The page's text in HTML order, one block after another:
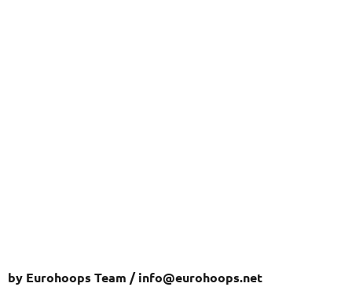
by Eurohoops Team /info@eurohoops.net